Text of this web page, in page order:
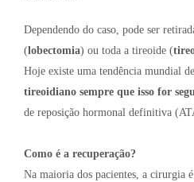
Dependendo do caso, pode ser
(lobectomia) ou toda a tireoide (
Hoje existe uma tendência mundial de
tireoidiano sempre que isso for
de reposição hormonal definitiva
Como é a recuperação?
Na maioria dos pacientes, a cirurgia